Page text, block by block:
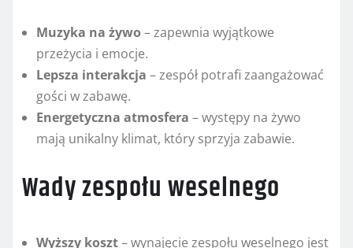
Muzyka na żywo – zapewnia wyjątkowe
przeżycia i emocje.
Lepsza interakcja – zespół potrafi zaangażować
gości w zabawę.
Energetyczna atmosfera – występy na żywo
mają unikalny klimat, który sprzyja zabawie.
Wady zespołu weselnego
Wyższy koszt– wynajęcie zespołu weselnego jest